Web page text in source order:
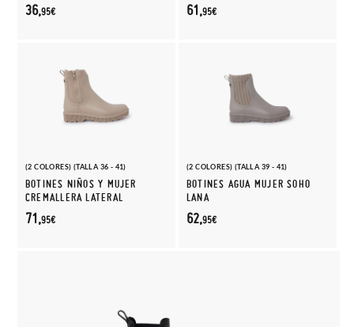
36,95€ 61,95€
(2 COLORES) (TALLA 36 - 41)
BOTINES NIÑOS Y MUJER
CREMALLERA LATERAL
71,95€
(2 COLORES) (TALLA 39 - 41)
BOTINES AGUA MUJER SOHO
LANA
62,95€